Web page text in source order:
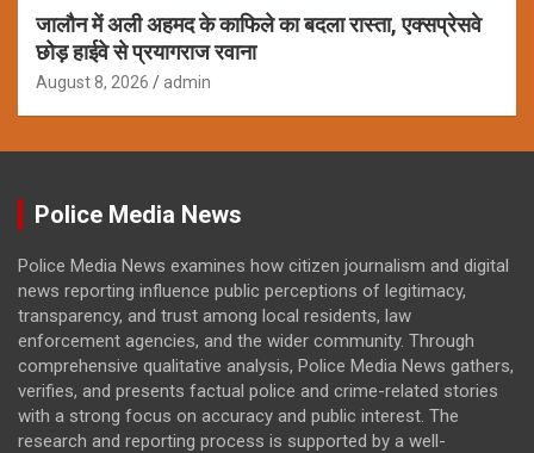
जालौन में अली अहमद के काफिले का बदला रास्ता, एक्सप्रेसवे
छोड़ हाईवे से प्रयागराज रवाना
August 8, 2026 admin
Police Media News
Police Media News examines how citizen journalism and digital
news reporting influence public perceptions of legitimacy,
transparency, and trust among local residents, law
enforcement agencies, and the wider community. Through
comprehensive qualitative analysis, Police Media News gathers,
verifies, and presents factual police and crime-related stories
with a strong focus on accuracy and public interest. The
research and reporting process is supported by a well-